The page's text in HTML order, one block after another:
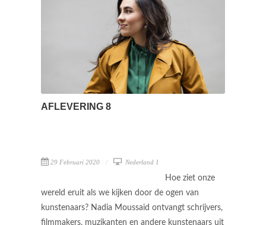
AFLEVERING 8
29 Februari 2020 Nederland 1
Hoe ziet onze
wereld eruit als we kijken door de ogen van
kunstenaars? Nadia Moussaid ontvangt schrijvers,
filmmakers, muzikanten en andere kunstenaars uit